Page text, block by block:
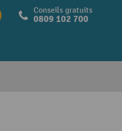
Conseils gratuits
0809 102 700